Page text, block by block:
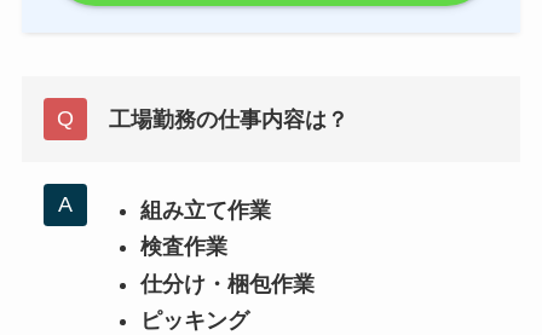
工場勤務の仕事内容は？
組み立て作業
検査作業
仕分け・梱包作業
ピッキング